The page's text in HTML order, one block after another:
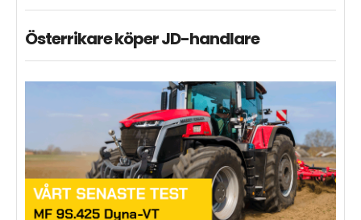
Österrikare köper JD-handlare